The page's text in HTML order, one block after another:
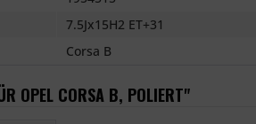
7.5Jx15H2 ET+31
Corsa B
OPEL CORSA B, POLIERT"